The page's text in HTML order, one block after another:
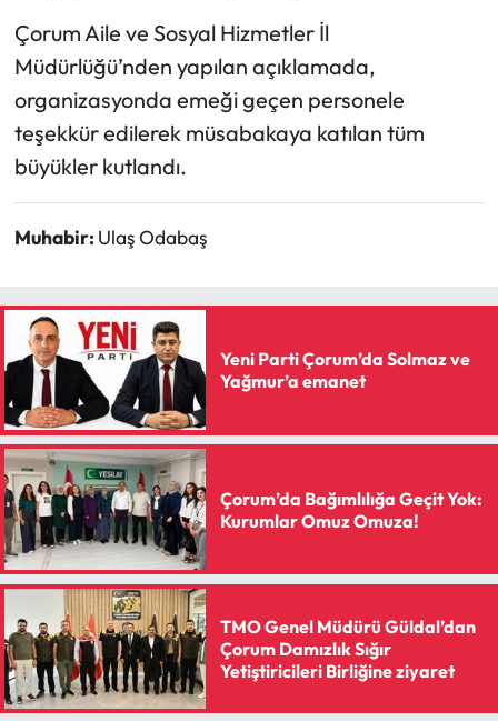
Çorum Aile ve Sosyal Hizmetler İl
Müdürlüğü’nden yapılan açıklamada,
organizasyonda emeği geçen personele
teşekkür edilerek müsabakaya katılan tüm
büyükler kutlandı.
Muhabir: Ulaş Odabaş
Yeni Parti Çorum’da Solmaz ve
Yağmur’a emanet
Çorum’da Bağımlılığa Geçit Yok:
Kurumlar Omuz Omuza!
TMO Genel Müdürü Güldal’dan
Çorum Damızlık Sığır
Yetiştiricileri Birliğine ziyaret
Yayla Haber
Yemek Tarifleri